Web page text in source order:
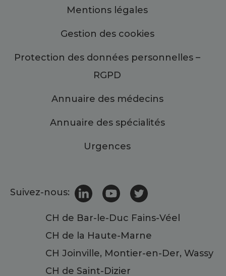
Mentions légales
Gestion des cookies
Protection des données personnelles –
RGPD
Annuaire des médecins
Annuaire des spécialités
Urgences
Suivez-nous:
CH de Bar-le-Duc Fains-Véel
CH de la Haute-Marne
CH Joinville, Montier-en-Der, Wassy
CH de Saint-Dizier